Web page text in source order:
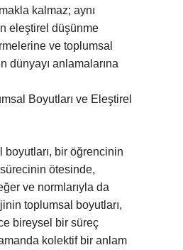
kalmaz; aynı
eleştirel düşünme
ve toplumsal
dünyayı anlamalarına
Boyutları ve Eleştirel
boyutları, bir öğrencinin
ötesinde,
ve normlarıyla da
toplumsal boyutları,
bireysel bir süreç
kolektif bir anlam